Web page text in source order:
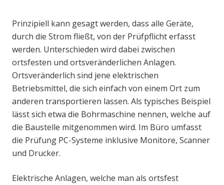
Prinzipiell kann gesagt werden, dass alle Geräte,
durch die Strom fließt, von der Prüfpflicht erfasst
werden. Unterschieden wird dabei zwischen
ortsfesten und ortsveränderlichen Anlagen.
Ortsveränderlich sind jene elektrischen
Betriebsmittel, die sich einfach von einem Ort zum
anderen transportieren lassen. Als typisches Beispiel
lässt sich etwa die Bohrmaschine nennen, welche auf
die Baustelle mitgenommen wird. Im Büro umfasst
die Prüfung PC-Systeme inklusive Monitore, Scanner
und Drucker.
Elektrische Anlagen, welche man als ortsfest